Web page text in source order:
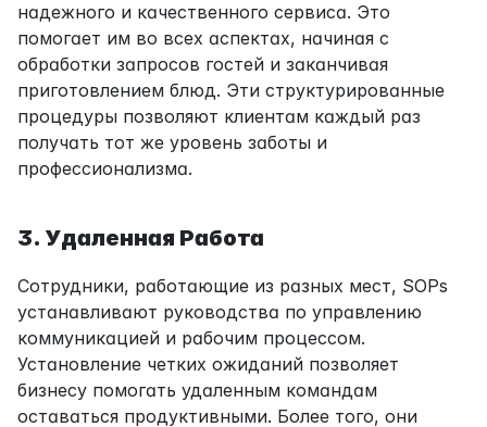
надежного и качественного сервиса. Это
помогает им во всех аспектах, начиная с
обработки запросов гостей и заканчивая
приготовлением блюд. Эти структурированные
процедуры позволяют клиентам каждый раз
получать тот же уровень заботы и
профессионализма.
3. Удаленная Работа
Сотрудники, работающие из разных мест, SOPs
устанавливают руководства по управлению
коммуникацией и рабочим процессом.
Установление четких ожиданий позволяет
бизнесу помогать удаленным командам
оставаться продуктивными. Более того, они